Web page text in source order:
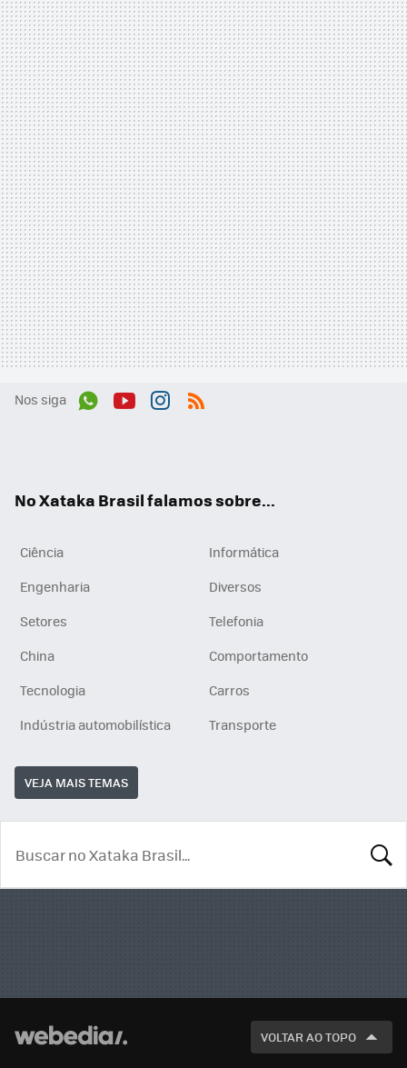
Nos siga
No Xataka Brasil falamos sobre...
Ciência
Informática
Engenharia
Diversos
Setores
Telefonia
China
Comportamento
Tecnologia
Carros
Indústria automobilística
Transporte
VEJA MAIS TEMAS
VOLTAR AO TOPO